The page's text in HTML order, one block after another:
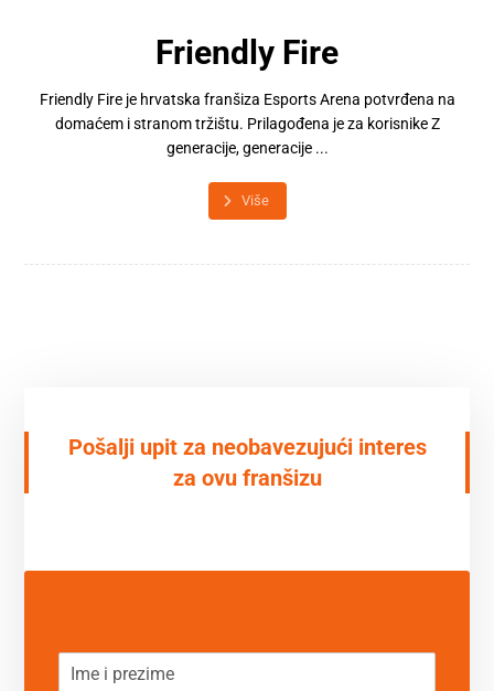
Friendly Fire
Friendly Fire je hrvatska franšiza Esports Arena potvrđena na
domaćem i stranom tržištu. Prilagođena je za korisnike Z
generacije, generacije ...
Više
Pošalji upit za neobavezujući interes
za ovu franšizu